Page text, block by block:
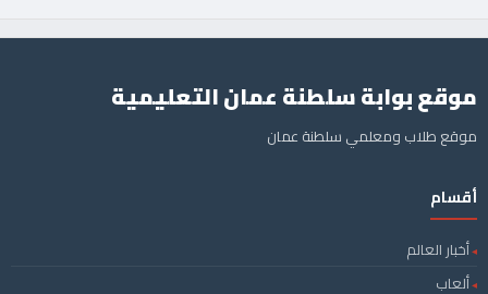
موقع بوابة سلطنة عمان التعليمية
موقع طلاب ومعلمي سلطنة عمان
أقسام
أخبار العالم
ألعاب